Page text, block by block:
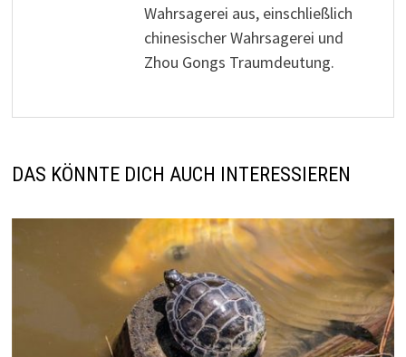
Wahrsagerei aus, einschließlich
chinesischer Wahrsagerei und
Zhou Gongs Traumdeutung.
DAS KÖNNTE DICH AUCH INTERESSIEREN